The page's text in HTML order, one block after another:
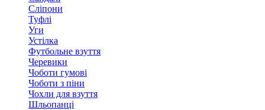
Сліпони
Туфлі
Уги
Устілка
Футбольне взуття
Черевики
Чоботи гумові
Чоботи з піни
Чохли для взуття
Шльопанці